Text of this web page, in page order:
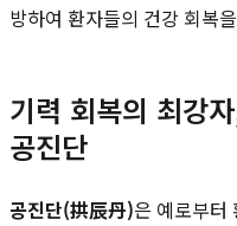
방하여 환자들의 건강 회복
기력 회복의 최강
공진단
공진단(拱辰丹)은 예로부터